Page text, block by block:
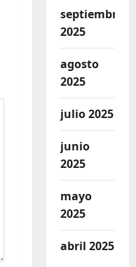
septiembre
2025
agosto
2025
julio 2025
junio
2025
mayo
2025
abril 2025